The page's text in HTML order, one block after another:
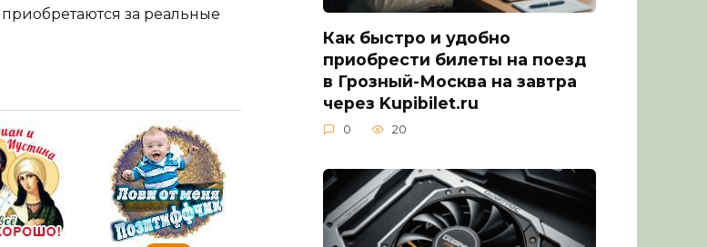
за реальные
Как быстро и удобно
приобрести билеты на поезд
в Грозный-Москва на завтра
через Kupibilet.ru
0 20